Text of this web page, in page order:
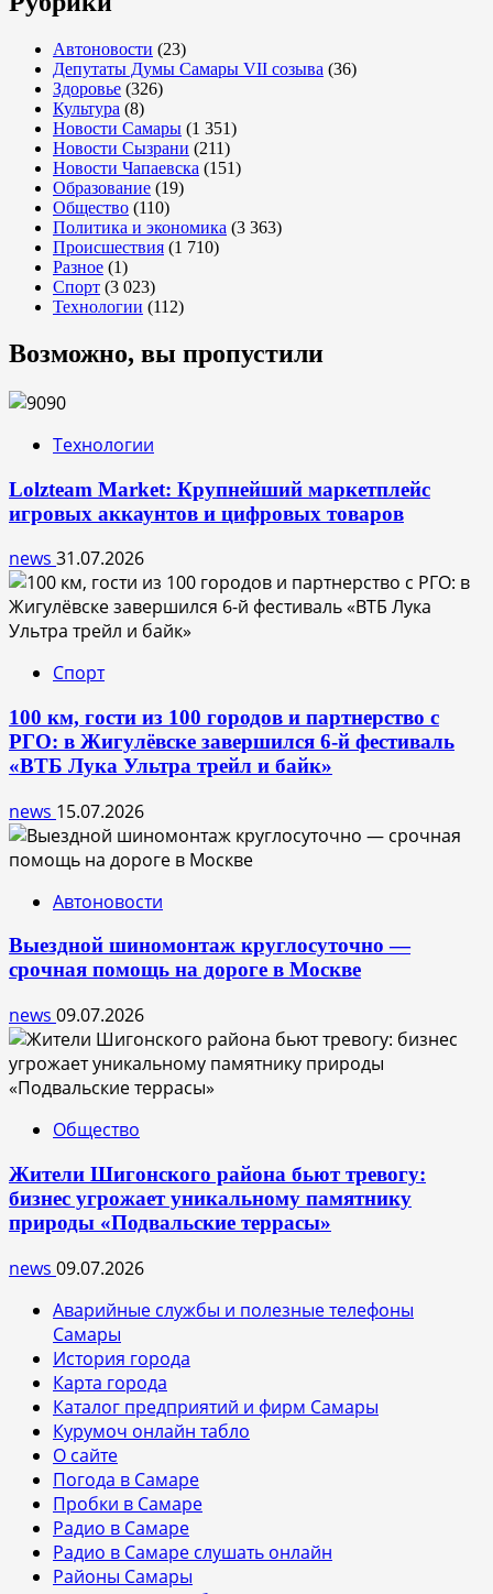
Автоновости (23)
Депутаты Думы Самары VII созыва (36)
Здоровье (326)
Культура (8)
Новости Самары (1 351)
Новости Сызрани (211)
Новости Чапаевска (151)
Образование (19)
Общество (110)
Политика и экономика (3 363)
Происшествия (1 710)
Разное (1)
Спорт (3 023)
Технологии (112)
Возможно, вы пропустили
Технологии
Lolzteam Market: Крупнейший маркетплейс
игровых аккаунтов и цифровых товаров
news 31.07.2026
Спорт
100 км, гости из 100 городов и партнерство с
РГО: в Жигулёвске завершился 6-й фестиваль
«ВТБ Лука Ультра трейл и байк»
news 15.07.2026
Автоновости
Выездной шиномонтаж круглосуточно —
срочная помощь на дороге в Москве
news 09.07.2026
Общество
Жители Шигонского района бьют тревогу:
бизнес угрожает уникальному памятнику
природы «Подвальские террасы»
news 09.07.2026
Аварийные службы и полезные телефоны
Самары
История города
Карта города
Каталог предприятий и фирм Самары
Курумоч онлайн табло
О сайте
Погода в Самаре
Пробки в Самаре
Радио в Самаре
Радио в Самаре слушать онлайн
Районы Самары